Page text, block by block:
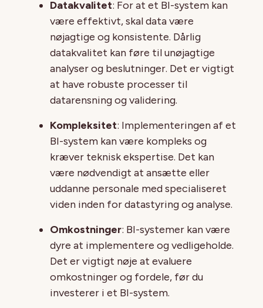
Datakvalitet: For at et BI-system kan
være effektivt, skal data være
nøjagtige og konsistente. Dårlig
datakvalitet kan føre til unøjagtige
analyser og beslutninger. Det er vigtigt
at have robuste processer til
datarensning og validering.
Kompleksitet: Implementeringen af et
BI-system kan være kompleks og
kræver teknisk ekspertise. Det kan
være nødvendigt at ansætte eller
uddanne personale med specialiseret
viden inden for datastyring og analyse.
Omkostninger: BI-systemer kan være
dyre at implementere og vedligeholde.
Det er vigtigt nøje at evaluere
omkostninger og fordele, før du
investerer i et BI-system.